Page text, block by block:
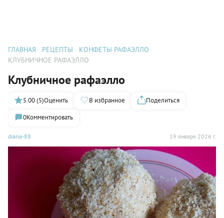
ГЛАВНАЯ РЕЦЕПТЫ
КОНФЕТЫ РАФАЭЛЛО
КЛУБНИЧНОЕ РАФАЭЛЛО
Клубничное рафаэлло
diana-88 19 января 2026 г.
5.00 (5)Оценить В избранное
Поделиться
0Комментировать